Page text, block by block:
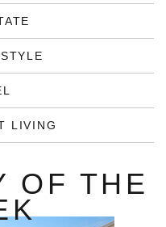
LIVING
OF THE